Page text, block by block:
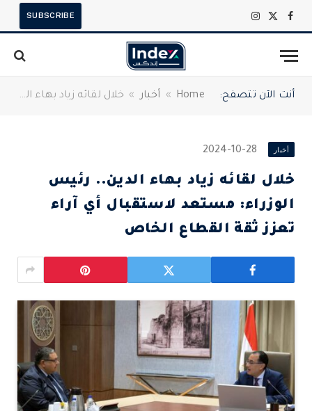
فيسبوك
X
الانستغرام
SUBSCRIBE
أنت الآن تتصفح: Home
» أخبار » خلال لقائه زياد بهاء الدين.. رئيس الوزراء: مستعد لاستقبال أي آراء تعزز ثقة القطاع الخاص
أخبار 2024-10-28
خلال لقائه زياد بهاء الدين.. رئيس
الوزراء: مستعد لاستقبال أي آراء
تعزز ثقة القطاع الخاص